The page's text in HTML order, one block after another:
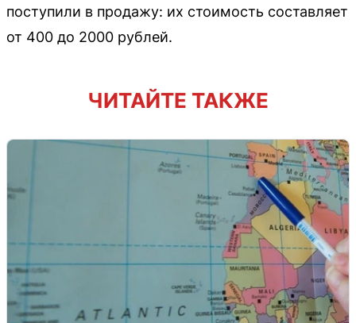
поступили в продажу: их стоимость составляет
от 400 до 2000 рублей.
ЧИТАЙТЕ ТАКЖЕ